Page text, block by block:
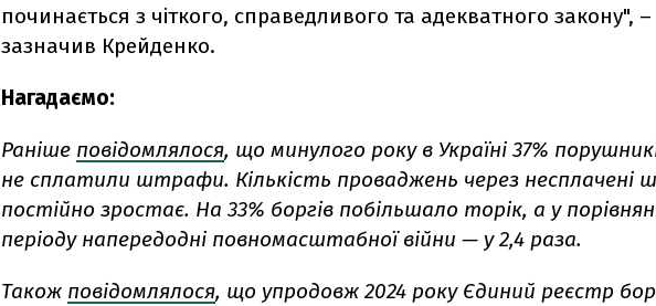
починається з чіткого, справедливого та адекватного закону", –
зазначив Крейденко.
Нагадаємо:
Раніше повідомлялося, що минулого року в Україні 37%
не сплатили штрафи. Кількість проваджень через несплачені
постійно зростає. На 33% боргів побільшало торік, а у
періоду напередодні повномасштабної війни — у 2,4 раза.
Також повідомлялося, що упродовж 2024 року Єдиний реєстр